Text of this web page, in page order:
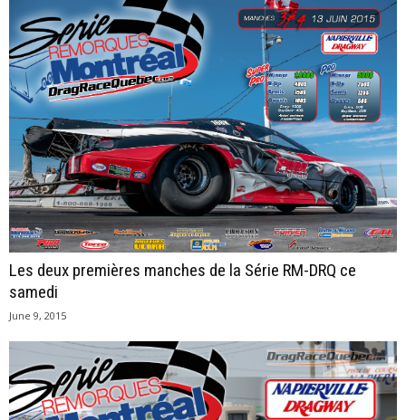
Les deux premières manches de la Série RM-DRQ ce
samedi
June 9, 2015